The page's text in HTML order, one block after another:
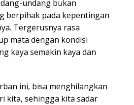
undang bukan
berpihak pada kepentingan
Tergerusnya rasa
mata dengan kondisi
kaya semakin kaya dan
ini, bisa menghilangkan
kita, sehingga kita sadar